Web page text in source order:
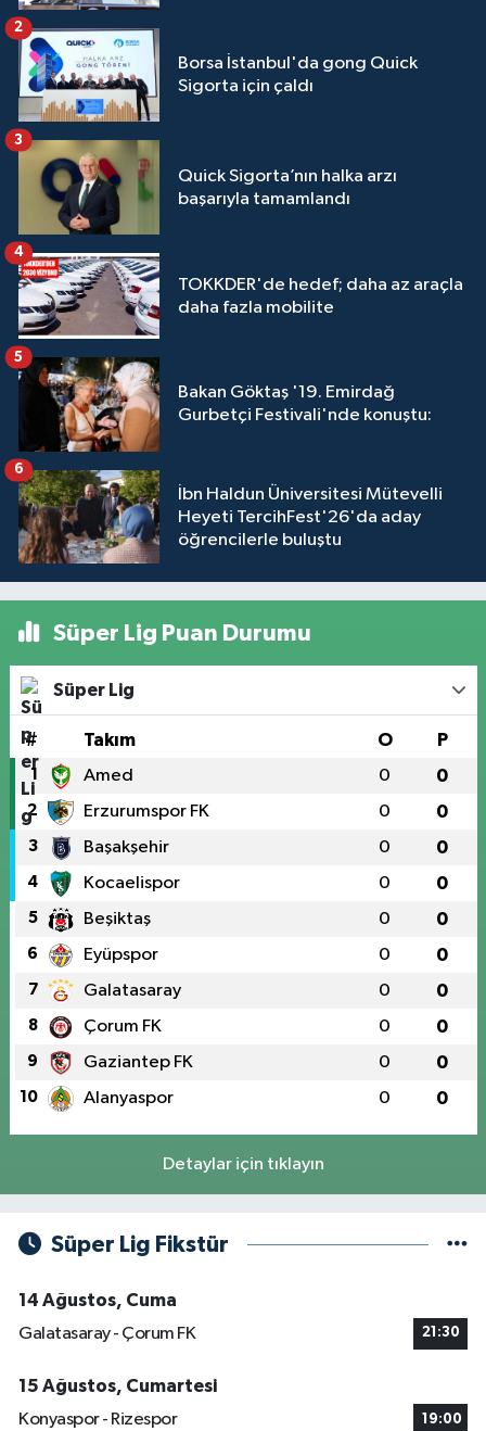
Borsa İstanbul'da gong Quick
Sigorta için çaldı
2
Quick Sigorta’nın halka arzı
başarıyla tamamlandı
3
TOKKDER'de hedef; daha az araçla
daha fazla mobilite
4
Bakan Göktaş '19. Emirdağ
Gurbetçi Festivali'nde konuştu:
5
İbn Haldun Üniversitesi Mütevelli
Heyeti TercihFest'26'da aday
öğrencilerle buluştu
6
Süper Lig Puan Durumu
Süper Lig
# Takım O P
1 Amed 0 0
2 Erzurumspor FK 0 0
3 Başakşehir 0 0
4 Kocaelispor 0 0
5 Beşiktaş 0 0
6 Eyüpspor 0 0
7 Galatasaray 0 0
8 Çorum FK 0 0
9 Gaziantep FK 0 0
10 Alanyaspor 0 0
Detaylar için tıklayın
Süper Lig Fikstür
14 Ağustos, Cuma
Galatasaray - Çorum FK
21:30
15 Ağustos, Cumartesi
Konyaspor - Rizespor
19:00